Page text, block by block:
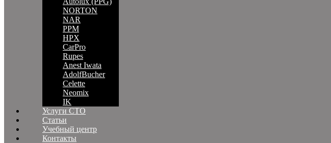
NORTON
NAR
PPM
HPX
CarPro
Rupes
Anest Iwata
AdolfBucher
Celette
Neomix
IK
Услуги СТО
Статьи
Учебный центр
Контакты